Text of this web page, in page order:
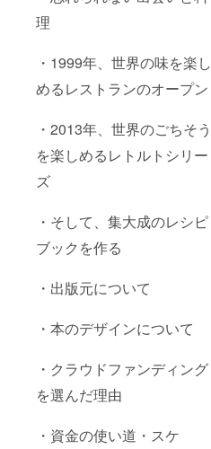
理
・1999年、世界の味を楽し
めるレストランのオープン
・2013年、世界のごちそう
を楽しめるレトルトシリー
ズ
・そして、集大成のレシピ
ブックを作る
・出版元について
・本のデザインについて
・クラウドファンディング
を選んだ理由
・資金の使い道・スケ